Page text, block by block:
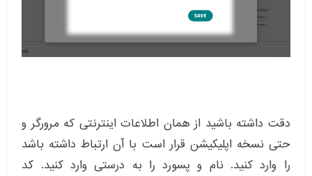
دقت داشته باشید از همان اطلاعات اینترنتی که مرورگر و
حتی نسخه اپلیکیشن قرار است با آن ارتباط داشته باشد
را وارد کنید. نام و پسورد را به درستی وارد کنید. کد